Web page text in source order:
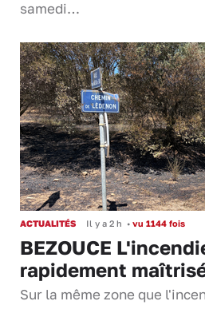
samedi…
ACTUALITÉS Il y a 2 h • vu 1144 fois
BEZOUCE
rapidement
Sur la même zone que